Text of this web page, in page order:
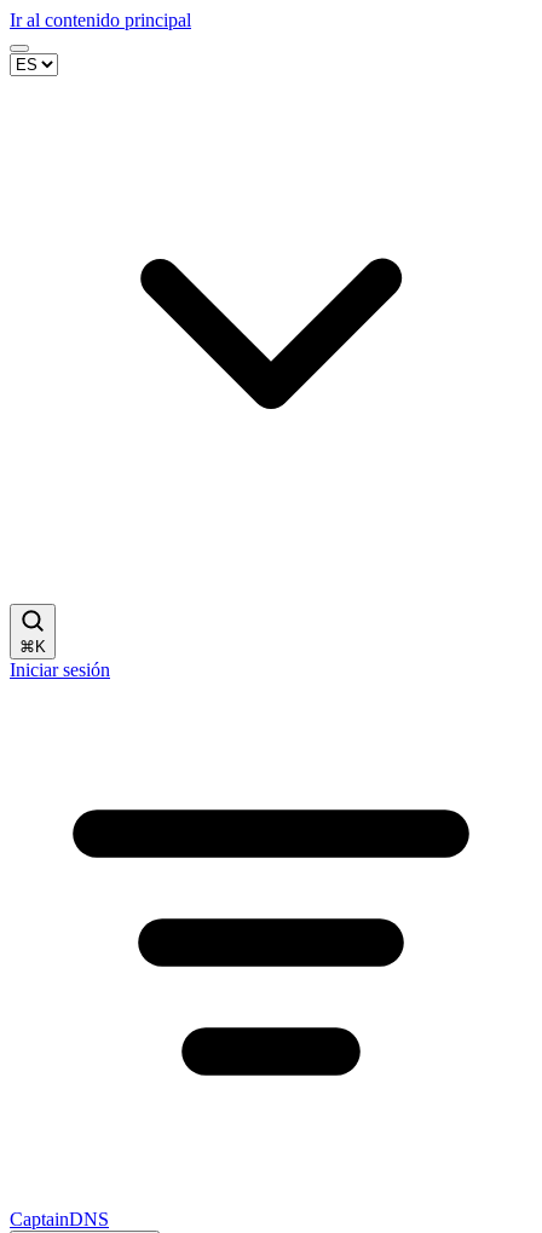
Ir al contenido principal
⌘ K
Iniciar sesión
CaptainDNS